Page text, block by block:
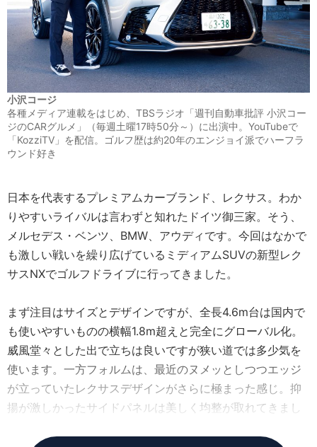
小沢コージ
各種メディア連載をはじめ、TBSラジオ「週刊自動車批評 小沢コー
ジのCARグルメ」（毎週土曜17時50分～）に出演中。YouTubeで
「KozziTV」を配信。ゴルフ歴は約20年のエンジョイ派でハーフラ
ウンド好き
日本を代表するプレミアムカーブランド、レクサス。わか
りやすいライバルは言わずと知れたドイツ御三家。そう、
メルセデス・ベンツ、BMW、アウディです。今回はなかで
も激しい戦いを繰り広げているミディアムSUVの新型レク
サスNXでゴルフドライブに行ってきました。
まず注目はサイズとデザインですが、全長4.6m台は国内で
も使いやすいものの横幅1.8m超えと完全にグローバル化。
威風堂々とした出で立ちは良いですが狭い道では多少気を
使います。一方フォルムは、最近のヌメッとしつつエッジ
が立っていたレクサスデザインがさらに極まった感じ。抑
揚が激しかったサイドパネルは美しく均整が取れてきまし